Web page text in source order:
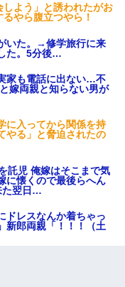
よう」と誘われたがお
やら腹立つやら！
いた。→修学旅行に来
た。5分後…
家も電話に出ない…不
嫁両親と知らない男が
に入ってから関係を持
やる」と脅迫されたの
託児 俺嫁はそこまで気
に懐くので最後らへん
た翌日…
ドレスなんか着ちゃっ
新郎両親「！！！（土